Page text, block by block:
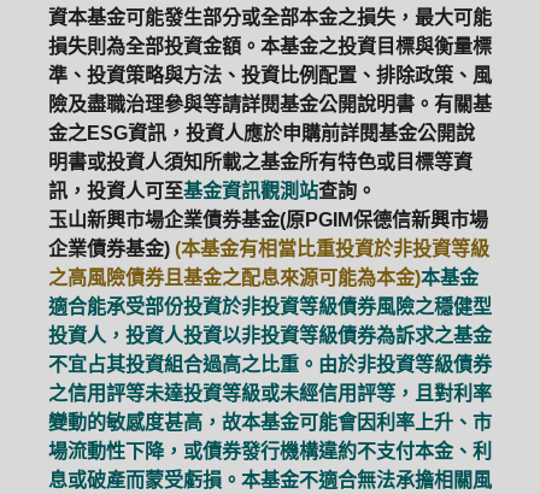
資本基金可能發生部分或全部本金之損失，最大可能
損失則為全部投資金額。本基金之投資目標與衡量標
準、投資策略與方法、投資比例配置、排除政策、風
險及盡職治理參與等請詳閱基金公開說明書。有關基
金之ESG資訊，投資人應於申購前詳閱基金公開說
明書或投資人須知所載之基金所有特色或目標等資
訊，投資人可至基金資訊觀測站查詢。
玉山新興市場企業債券基金(原PGIM保德信新興市場
企業債券基金) (本基金有相當比重投資於非投資等級
之高風險債券且基金之配息來源可能為本金)本基金
適合能承受部份投資於非投資等級債券風險之穩健型
投資人，投資人投資以非投資等級債券為訴求之基金
不宜占其投資組合過高之比重。由於非投資等級債券
之信用評等未達投資等級或未經信用評等，且對利率
變動的敏感度甚高，故本基金可能會因利率上升、市
場流動性下降，或債券發行機構違約不支付本金、利
息或破產而蒙受虧損。本基金不適合無法承擔相關風